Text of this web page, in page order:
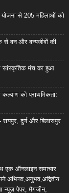
योजना से 205 महिलाओं को
से वन और वन्यजीवों की
सांस्कृतिक मंच का हुआ
को प्राथमिकता:
रायपुर, दुर्ग और बिलासपुर
एक ऑनलाइन समाचार
अभिनव,अनुभव,अद्वितीय
न्यूज़ पेपर, मैगजीन,